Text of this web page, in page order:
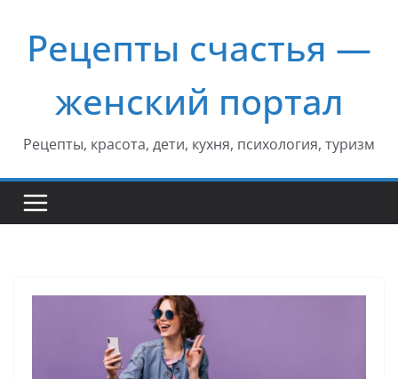
содержимому
Рецепты счастья —
женский портал
Рецепты, красота, дети, кухня, психология, туризм